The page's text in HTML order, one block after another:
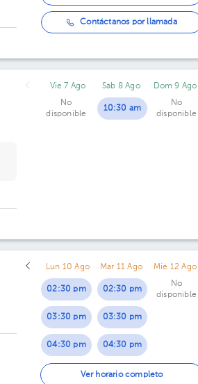
Contáctanos por llamada
Vie 7 Ago
No
disponible
Sáb 8 Ago
10:30 am
Dom 9 Ago
No
disponible
Lun 10 Ago
02:30 pm
03:30 pm
04:30 pm
05:30 pm
Mar 11 Ago
02:30 pm
03:30 pm
04:30 pm
05:30 pm
Mié 12 Ago
No
disponible
Ver horario completo